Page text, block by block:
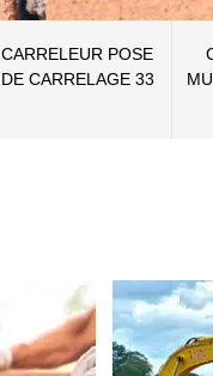
CARRELEUR POSE
DE CARRELAGE 33